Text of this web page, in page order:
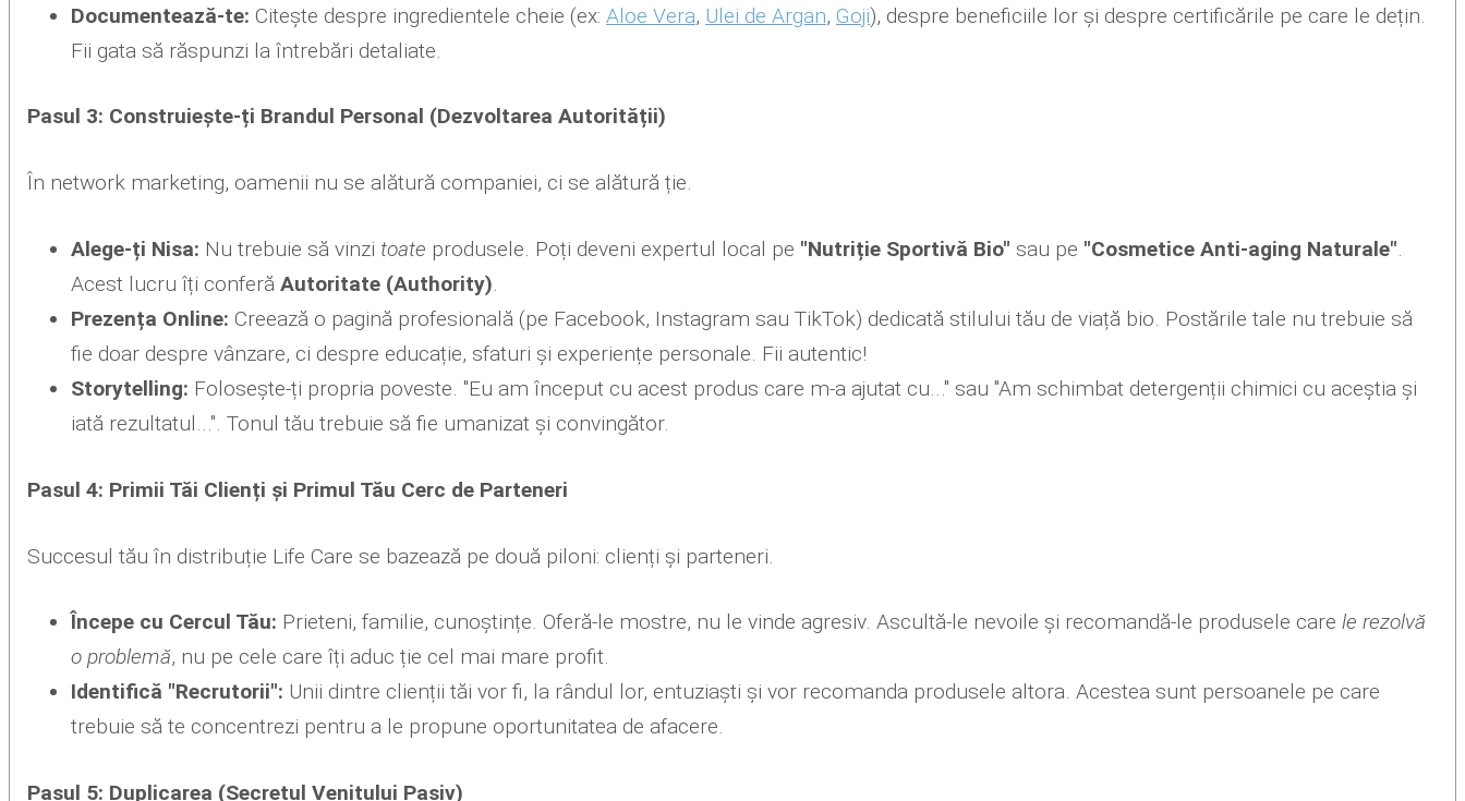
Documentează-te: Citește despre ingredientele cheie (ex: Aloe Vera, Ulei de Argan, Goji), despre beneficiile lor și despre certificările pe care le dețin.
Fii gata să răspunzi la întrebări detaliate.
Pasul 3: Construiește-ți Brandul Personal (Dezvoltarea Autorității)
În network marketing, oamenii nu se alătură companiei, ci se alătură ție.
Alege-ți Nisa: Nu trebuie să vinzi toate produsele. Poți deveni expertul local pe "Nutriție Sportivă Bio" sau pe "Cosmetice Anti-aging Naturale".
Acest lucru îți conferă Autoritate (Authority).
Prezența Online: Creează o pagină profesională (pe Facebook, Instagram sau TikTok) dedicată stilului tău de viață bio. Postările tale nu trebuie să
fie doar despre vânzare, ci despre educație, sfaturi și experiențe personale. Fii autentic!
Storytelling: Folosește-ți propria poveste. "Eu am început cu acest produs care m-a ajutat cu..." sau "Am schimbat detergenții chimici cu aceștia și
iată rezultatul...". Tonul tău trebuie să fie umanizat și convingător.
Pasul 4: Primii Tăi Clienți și Primul Tău Cerc de Parteneri
Succesul tău în distribuție Life Care se bazează pe două piloni: clienți și parteneri.
Începe cu Cercul Tău: Prieteni, familie, cunoștințe. Oferă-le mostre, nu le vinde agresiv. Ascultă-le nevoile și recomandă-le produsele care le rezolvă
o problemă, nu pe cele care îți aduc ție cel mai mare profit.
Identifică "Recrutorii": Unii dintre clienții tăi vor fi, la rândul lor, entuziaști și vor recomanda produsele altora. Acestea sunt persoanele pe care
trebuie să te concentrezi pentru a le propune oportunitatea de afacere.
Pasul 5: Duplicarea (Secretul Venitului Pasiv)